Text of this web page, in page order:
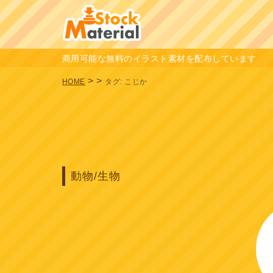
商用可能な無料のイラスト素材を配布しています
HOME >> タグ: こじか
動物/生物